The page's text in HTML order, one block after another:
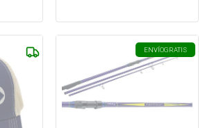
ENVÍOGRATIS